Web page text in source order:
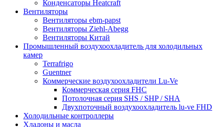
Конденсаторы Heatcraft
Вентиляторы
Вентиляторы ebm-papst
Вентиляторы Ziehl-Abegg
Вентиляторы Китай
Промышленный воздухоохладитель для холодильных
камер
Terrafrigo
Guentner
Коммерческие воздухоохладители Lu-Ve
Коммерческая серия FHC
Потолочная серия SHS / SHP / SHA
Двухпоточный воздухоохладитель lu-ve FHD
Холодильные контроллеры
Хладоны и масла